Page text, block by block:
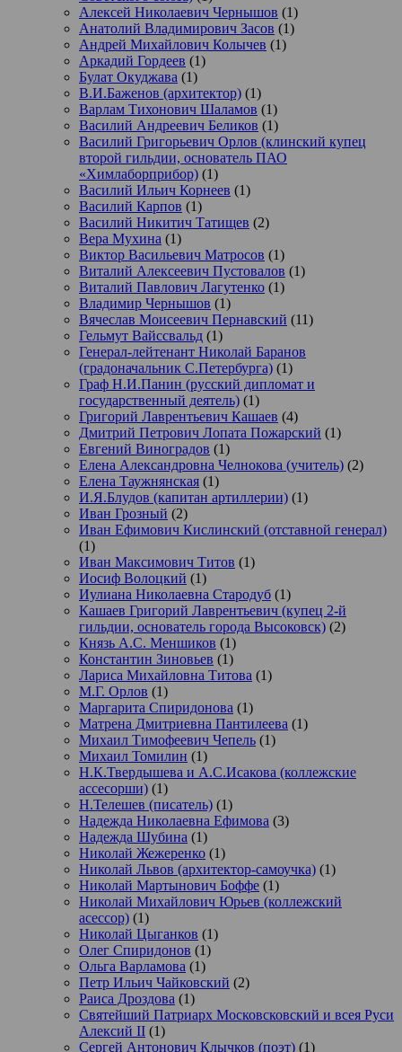
Алексей Николаевич Чернышов (1)
Анатолий Владимирович Засов (1)
Андрей Михайлович Колычев (1)
Аркадий Гордеев (1)
Булат Окуджава (1)
В.И.Баженов (архитектор) (1)
Варлам Тихонович Шаламов (1)
Василий Андреевич Беликов (1)
Василий Григорьевич Орлов (клинский купец
второй гильдии, основатель ПАО
«Химлаборприбор) (1)
Василий Ильич Корнеев (1)
Василий Карпов (1)
Василий Никитич Татищев (2)
Вера Мухина (1)
Виктор Васильевич Матросов (1)
Виталий Алексеевич Пустовалов (1)
Виталий Павлович Лагутенко (1)
Владимир Чернышов (1)
Вячеслав Моисеевич Пернавский (11)
Гельмут Вайссвальд (1)
Генерал-лейтенант Николай Баранов
(градоначальник С.Петербурга) (1)
Граф Н.И.Панин (русский дипломат и
государственный деятель) (1)
Григорий Лаврентьевич Кашаев (4)
Дмитрий Петрович Лопата Пожарский (1)
Евгений Виноградов (1)
Елена Александровна Челнокова (учитель) (2)
Елена Таужнянская (1)
И.Я.Блудов (капитан артиллерии) (1)
Иван Грозный (2)
Иван Ефимович Кислинский (отставной генерал)
(1)
Иван Максимович Титов (1)
Иосиф Волоцкий (1)
Иулиана Николаевна Стародуб (1)
Кашаев Григорий Лаврентьевич (купец 2-й
гильдии, основатель города Высоковск) (2)
Князь А.С. Меншиков (1)
Константин Зиновьев (1)
Лариса Михайловна Титова (1)
М.Г. Орлов (1)
Маргарита Спиридонова (1)
Матрена Дмитриевна Пантилеева (1)
Михаил Тимофеевич Чепель (1)
Михаил Томилин (1)
Н.К.Твердышева и А.С.Исакова (коллежские
ассесорши) (1)
Н.Телешев (писатель) (1)
Надежда Николаевна Ефимова (3)
Надежда Шубина (1)
Николай Жежеренко (1)
Николай Львов (архитектор-самоучка) (1)
Николай Мартынович Боффе (1)
Николай Михайлович Юрьев (коллежский
асессор) (1)
Николай Цыганков (1)
Олег Спиридонов (1)
Ольга Варламова (1)
Петр Ильич Чайковский (2)
Раиса Дроздова (1)
Святейший Патриарх Московсковский и всея Руси
Алексий II (1)
Сергей Антонович Клычков (поэт) (1)